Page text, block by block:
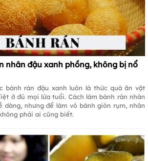
nhân đậu xanh phồng, không bị nổ
bánh rán đậu xanh luôn là thức quà ăn vặt
ở đủ mọi lứa tuổi. Cách làm bánh rán nhân
dàng, nhưng để làm vỏ bánh giòn rụm, nhân
phải ai cũng biết.